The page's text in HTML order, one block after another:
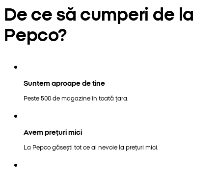
De ce să cumperi de la
Pepco?
Suntem aproape de tine
Peste 500 de magazine în toată țara.
Avem prețuri mici
La Pepco găsești tot ce ai nevoie la prețuri mici.